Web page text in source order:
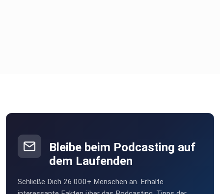
Bleibe beim Podcasting auf
dem Laufenden
Schließe Dich 26.000+ Menschen an. Erhalte